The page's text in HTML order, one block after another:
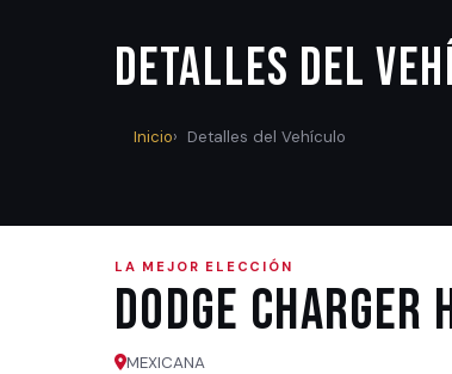
Detalles del
Inicio Detalles del Vehículo
LA MEJOR ELECCIÓN
Dodge CHARGER
MEXICANA